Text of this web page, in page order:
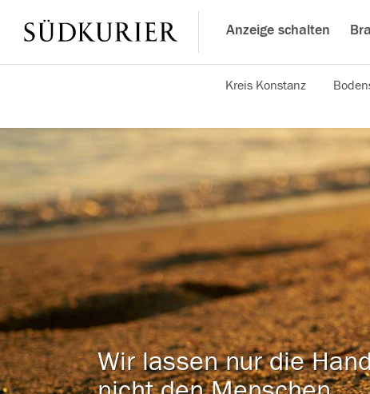
Anzeige schalten
Kreis Konstanz
Wir lassen nur die